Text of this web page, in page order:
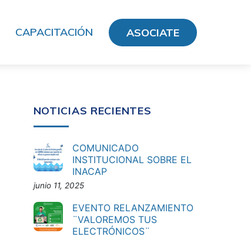
CAPACITACIÓN ASOCIATE
NOTICIAS RECIENTES
COMUNICADO
INSTITUCIONAL SOBRE EL
INACAP
junio 11, 2025
EVENTO RELANZAMIENTO
¨VALOREMOS TUS
ELECTRÓNICOS¨